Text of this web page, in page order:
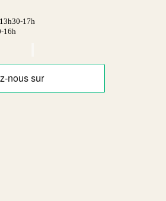
17h
16h